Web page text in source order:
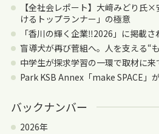
【全社会レポート】大﨑みどり氏
けるトップランナー」の極意
「香川の輝く企業‼2026」に掲載さ
盲導犬が再び菅組へ。人を支える“
中学生が探求学習の一環で取材に来
Park KSB Annex「make SPACE」
バックナンバー
2026年